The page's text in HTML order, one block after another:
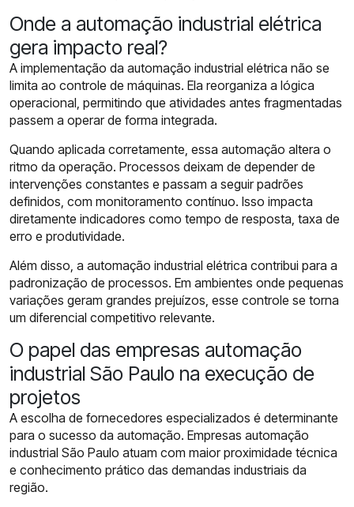
Onde a automação industrial elétrica
gera impacto real?
A implementação da automação industrial elétrica não se
limita ao controle de máquinas. Ela reorganiza a lógica
operacional, permitindo que atividades antes fragmentadas
passem a operar de forma integrada.
Quando aplicada corretamente, essa automação altera o
ritmo da operação. Processos deixam de depender de
intervenções constantes e passam a seguir padrões
definidos, com monitoramento contínuo. Isso impacta
diretamente indicadores como tempo de resposta, taxa de
erro e produtividade.
Além disso, a automação industrial elétrica contribui para a
padronização de processos. Em ambientes onde pequenas
variações geram grandes prejuízos, esse controle se torna
um diferencial competitivo relevante.
O papel das empresas automação
industrial São Paulo na execução de
projetos
A escolha de fornecedores especializados é determinante
para o sucesso da automação. Empresas automação
industrial São Paulo atuam com maior proximidade técnica
e conhecimento prático das demandas industriais da
região.